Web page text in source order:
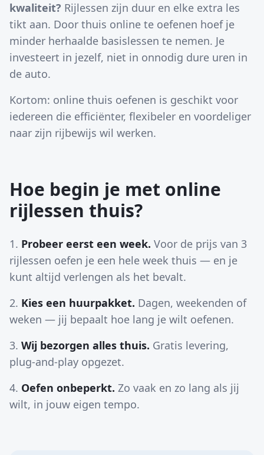
kwaliteit? Rijlessen zijn duur en elke extra les
tikt aan. Door thuis online te oefenen hoef je
minder herhaalde basislessen te nemen. Je
investeert in jezelf, niet in onnodig dure uren in
de auto.
Kortom: online thuis oefenen is geschikt voor
iedereen die efficiënter, flexibeler en voordeliger
naar zijn rijbewijs wil werken.
Hoe begin je met online
rijlessen thuis?
Probeer eerst een week. Voor de prijs van 3
rijlessen oefen je een hele week thuis — en je
kunt altijd verlengen als het bevalt.
Kies een huurpakket. Dagen, weekenden of
weken — jij bepaalt hoe lang je wilt oefenen.
Wij bezorgen alles thuis. Gratis levering,
plug-and-play opgezet.
Oefen onbeperkt. Zo vaak en zo lang als jij
wilt, in jouw eigen tempo.